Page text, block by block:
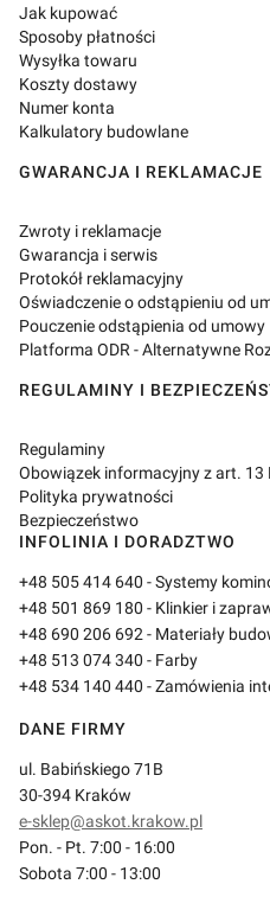
Jak kupować
Sposoby płatności
Wysyłka towaru
Koszty dostawy
Numer konta
Kalkulatory budowlane
GWARANCJA I REKLAMACJE
Zwroty i reklamacje
Gwarancja i serwis
Protokół reklamacyjny
Oświadczenie o odstąpieniu od
Pouczenie odstąpienia od umowy
Platforma ODR - Alternatywne
REGULAMINY I
Regulaminy
Obowiązek informacyjny z art. 13
Polityka prywatności
Bezpieczeństwo
INFOLINIA I DORADZTWO
+48 505 414 640 - Systemy
+48 501 869 180 - Klinkier i
+48 690 206 692 - Materiały
+48 513 074 340 - Farby
+48 534 140 440 - Zamówienia
DANE FIRMY
ul. Babińskiego 71B
30-394 Kraków
e-sklep@askot.krakow.pl
Pon. - Pt. 7:00 - 16:00
Sobota 7:00 - 13:00